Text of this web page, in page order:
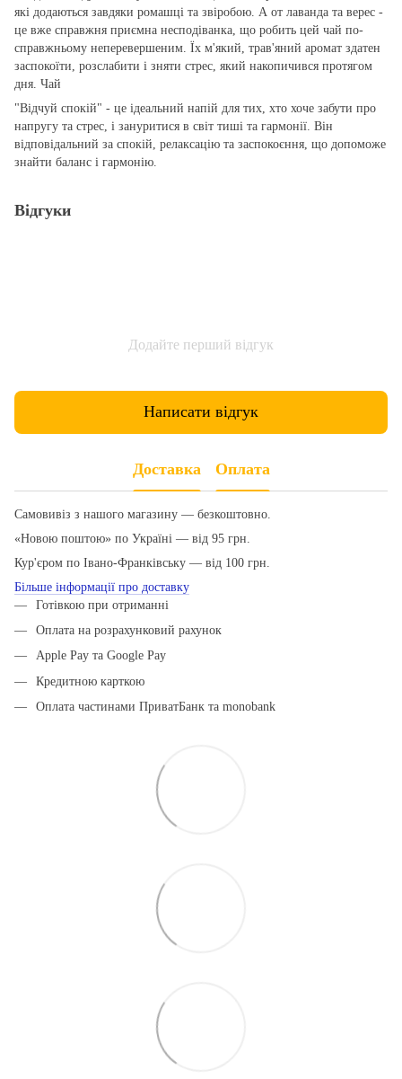
які додаються завдяки ромашці та звіробою. А от лаванда та верес -
це вже справжня приємна несподіванка, що робить цей чай по-
справжньому неперевершеним. Їх м'який, трав'яний аромат здатен
заспокоїти, розслабити і зняти стрес, який накопичився протягом
дня. Чай
"Відчуй спокій" - це ідеальний напій для тих, хто хоче забути про
напругу та стрес, і зануритися в світ тиші та гармонії. Він
відповідальний за спокій, релаксацію та заспокоєння, що допоможе
знайти баланс і гармонію.
Відгуки
Додайте перший відгук
Написати відгук
Доставка Оплата
Самовивіз з нашого магазину — безкоштовно.
«Новою поштою» по Україні — від 95 грн.
Кур'єром по Івано-Франківську — від 100 грн.
Більше інформації про доставку
Готівкою при отриманні
Оплата на розрахунковий рахунок
Apple Pay та Google Pay
Кредитною карткою
Оплата частинами ПриватБанк та monobank